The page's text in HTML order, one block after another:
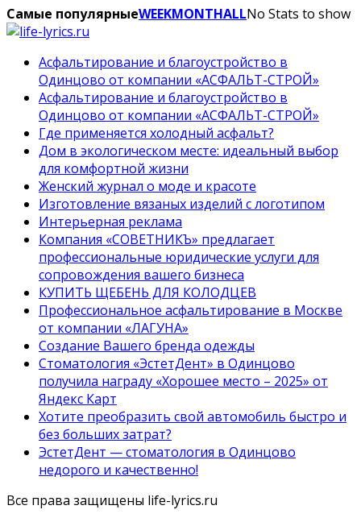
Самые популярныеWEEKMONTHALLNo Stats to show
Асфальтирование и благоустройство в
Одинцово от компании «АСФАЛЬТ-СТРОЙ»
Асфальтирование и благоустройство в
Одинцово от компании «АСФАЛЬТ-СТРОЙ»
Где применяется холодный асфальт?
Дом в экологическом месте: идеальный выбор
для комфортной жизни
Женский журнал о моде и красоте
Изготовление вязаных изделий с логотипом
Интерьерная реклама
Компания «СОВЕТНИКЪ» предлагает
профессиональные юридические услуги для
сопровождения вашего бизнеса
КУПИТЬ ЩЕБЕНЬ ДЛЯ КОЛОДЦЕВ
Профессиональное асфальтирование в Москве
от компании «ЛАГУНА»
Создание Вашего бренда одежды
Стоматология «ЭстетДент» в Одинцово
получила награду «Хорошее место – 2025» от
Яндекс Карт
Хотите преобразить свой автомобиль быстро и
без больших затрат?
ЭстетДент — стоматология в Одинцово
недорого и качественно!
Все права защищены life-lyrics.ru